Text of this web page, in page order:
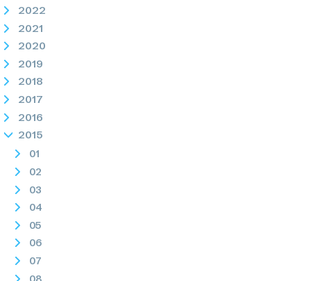
2022
2021
2020
2019
2018
2017
2016
2015
01
02
03
04
05
06
07